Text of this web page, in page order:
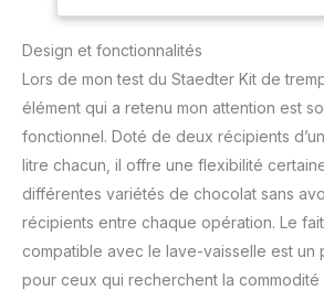
supérieure.
Design et fonctionnalités
Lors de mon test du Staedter Kit de
élément qui a retenu mon attention est
fonctionnel. Doté de deux récipients
litre chacun, il offre une flexibilité
différentes variétés de chocolat sans
récipients entre chaque opération. Le
compatible avec le lave-vaisselle est un
pour ceux qui recherchent la commodité